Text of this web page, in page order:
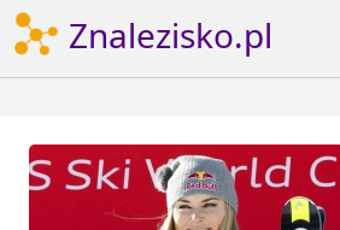
Znalezisko.pl